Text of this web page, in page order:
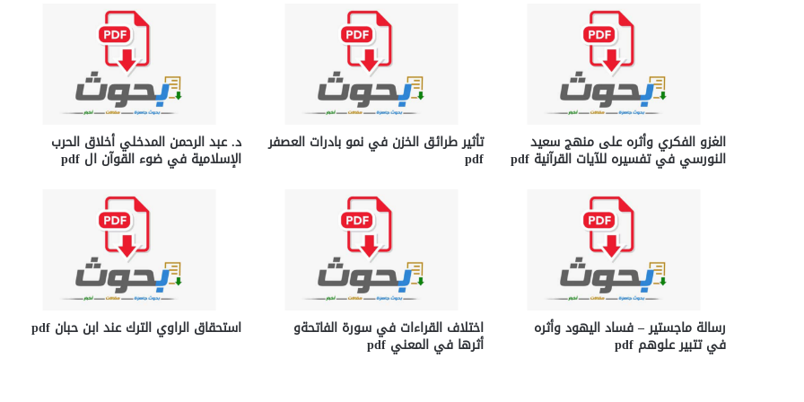
الغزو الفكري وأثره على منهج سعيد
النورسي في تفسيره للآيات القرآنية pdf
تأثير طرائق الخزن في نمو بادرات العصفر
pdf
د. عبد الرحمن المدخلي أخلاق الحرب
الإسلامية في ضوء القوآن ال pdf
رسالة ماجستير – فساد اليهود وأثره
في تتبير علوهم pdf
اختلاف القراءات في سورة الفاتحةو
أثرها في المعني pdf
استحقاق الراوي الترك عند ابن حبان pdf